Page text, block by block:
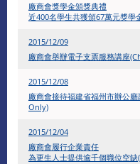
廠商會獎學金頒獎典禮
近400名學生共獲頒67萬元獎學
2015/12/09
廠商會舉辦電子支票服務講座
2015/12/08
廠商會接待福建省福州市辦公
Only)
2015/12/04
廠商會履行企業責任
為更生人士提供逾千個職位空